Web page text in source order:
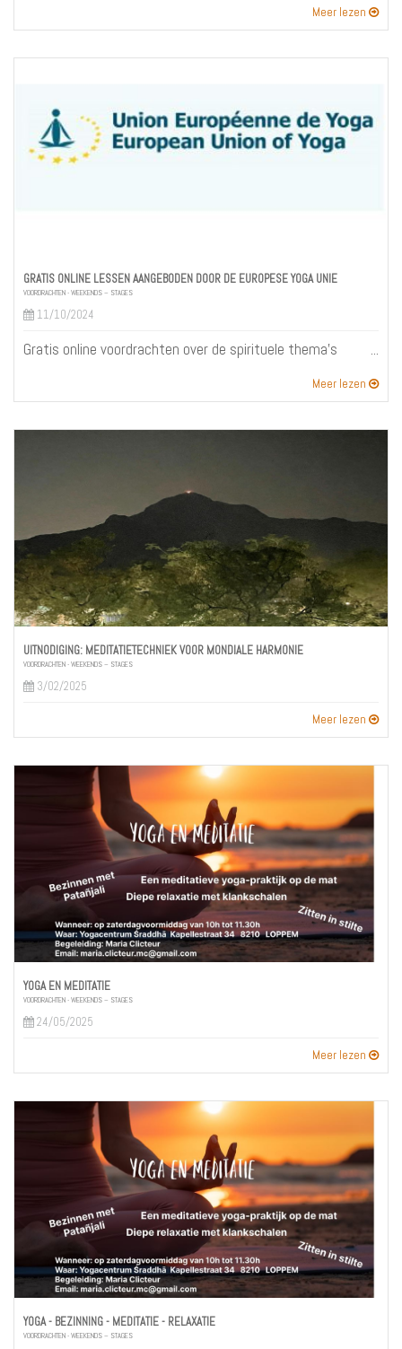
Meer lezen
GRATIS ONLINE LESSEN AANGEBODEN DOOR DE EUROPESE YOGA UNIE
VOORDRACHTEN - WEEKENDS – STAGES
11/10/2024
Gratis online voordrachten over de spirituele thema's
Meer lezen
UITNODIGING: MEDITATIETECHNIEK VOOR MONDIALE HARMONIE
VOORDRACHTEN - WEEKENDS – STAGES
3/02/2025
Meer lezen
YOGA EN MEDITATIE
VOORDRACHTEN - WEEKENDS – STAGES
24/05/2025
Meer lezen
YOGA - BEZINNING - MEDITATIE - RELAXATIE
VOORDRACHTEN - WEEKENDS – STAGES